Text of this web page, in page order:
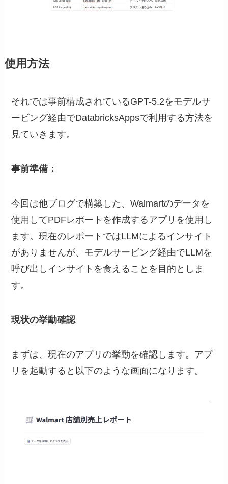
使用方法
それでは事前構成されているGPT-5.2をモデルサ
ービング経由でDatabricksAppsで利用する方法を
見ていきます。
事前準備：
今回は他ブログで構築した、Walmartのデータを
使用してPDFレポートを作成するアプリを使用し
ます。現在のレポートではLLMによるインサイト
がありませんが、モデルサービング経由でLLMを
呼び出しインサイトを食えることを目的としま
す。
現状の挙動確認
まずは、現在のアプリの挙動を確認します。アプ
リを起動すると以下のような画面になります。